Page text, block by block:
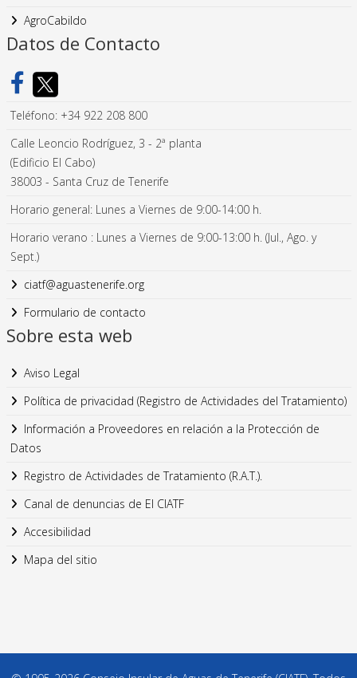
AgroCabildo
Datos de Contacto
Teléfono: +34 922 208 800
Calle Leoncio Rodríguez, 3 - 2ª planta
(Edificio El Cabo)
38003 - Santa Cruz de Tenerife
Horario general: Lunes a Viernes de 9:00-14:00 h.
Horario verano : Lunes a Viernes de 9:00-13:00 h. (Jul., Ago. y
Sept.)
ciatf@aguastenerife.org
Formulario de contacto
Sobre esta web
Aviso Legal
Política de privacidad (Registro de Actividades del Tratamiento)
Información a Proveedores en relación a la Protección de
Datos
Registro de Actividades de Tratamiento (R.A.T.).
Canal de denuncias de El CIATF
Accesibilidad
Mapa del sitio